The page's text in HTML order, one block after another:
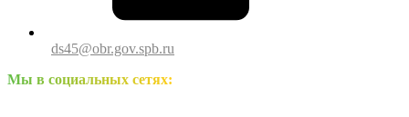
ds45@obr.gov.spb.ru
Мы в социальных сетях: